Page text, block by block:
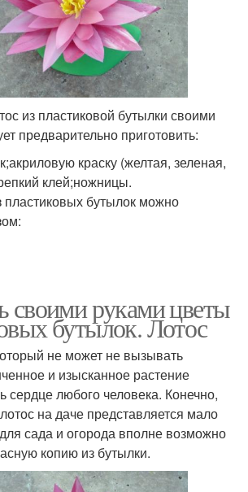
из пластиковой бутылки своими
предварительно приготовить:
краску (желтая, зеленая,
клей;ножницы.
пластиковых бутылок можно
своими руками цветы
бутылок. Лотос
не может не вызывать
и изысканное растение
сердце любого человека. Конечно,
на даче представляется мало
сада и огорода вполне возможно
копию из бутылки.